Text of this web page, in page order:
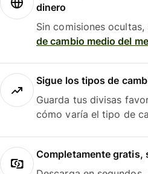
dinero
Sin comisiones
de cambio medio del
Sigue los tipos de
Guarda tus divisas
cómo varía el tipo de
Completamente gratis,